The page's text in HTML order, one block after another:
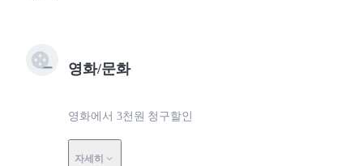
영화/문화
영화에서 3천원 청구할인
자세히